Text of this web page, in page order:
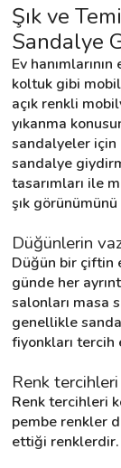
🌟 Müşteri
Destek
İletişim
Kariyer
Blog
Şık ve
Sandalye
Ev
koltuk gibi
açık renkli
yıkanma
sandalyeler için
sandalye
tasarımları ile
şık görünümünü
Düğünlerin
Düğün bir çiftin
günde her
salonları masa
genellikle
fiyonkları
Renk
Renk tercihleri
pembe renkler
ettiği renklerdir.